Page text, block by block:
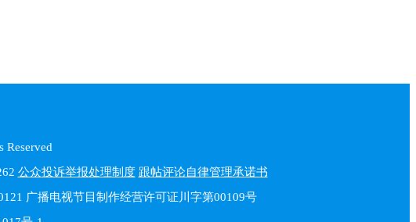
Reserved
公众投诉举报处理制度 跟帖评论自律管理承诺书
广播电视节目制作经营许可证川字第00109号